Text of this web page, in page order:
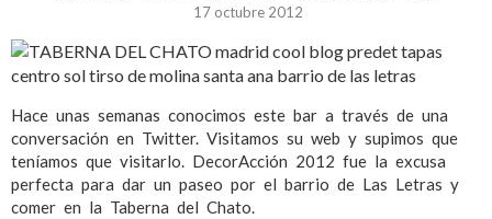
17 octubre 2012
Hace unas semanas conocimos este bar a través de una
conversación en Twitter. Visitamos su web y supimos que
teníamos que visitarlo. DecorAcción 2012 fue la excusa
perfecta para dar un paseo por el barrio de Las Letras y
comer en la Taberna del Chato.